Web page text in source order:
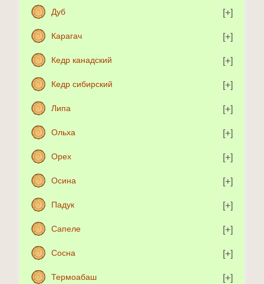
Дуб
Карагач
Кедр канадский
Кедр сибирский
Липа
Ольха
Орех
Осина
Падук
Сапеле
Сосна
Термоабаш